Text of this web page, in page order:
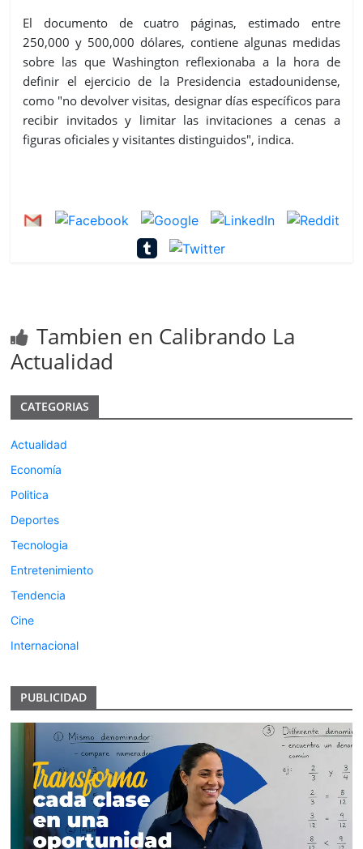
El documento de cuatro páginas, estimado entre
250,000 y 500,000 dólares, contiene algunas medidas
sobre las que Washington reflexionaba a la hora de
definir el ejercicio de la Presidencia estadounidense,
como "no devolver visitas, designar días específicos para
recibir invitados y limitar las invitaciones a cenas a
figuras oficiales y visitantes distinguidos", indica.
Tambien en Calibrando La
Actualidad
CATEGORIAS
Actualidad
Economía
Politica
Deportes
Tecnologia
Entretenimiento
Tendencia
Cine
Internacional
PUBLICIDAD